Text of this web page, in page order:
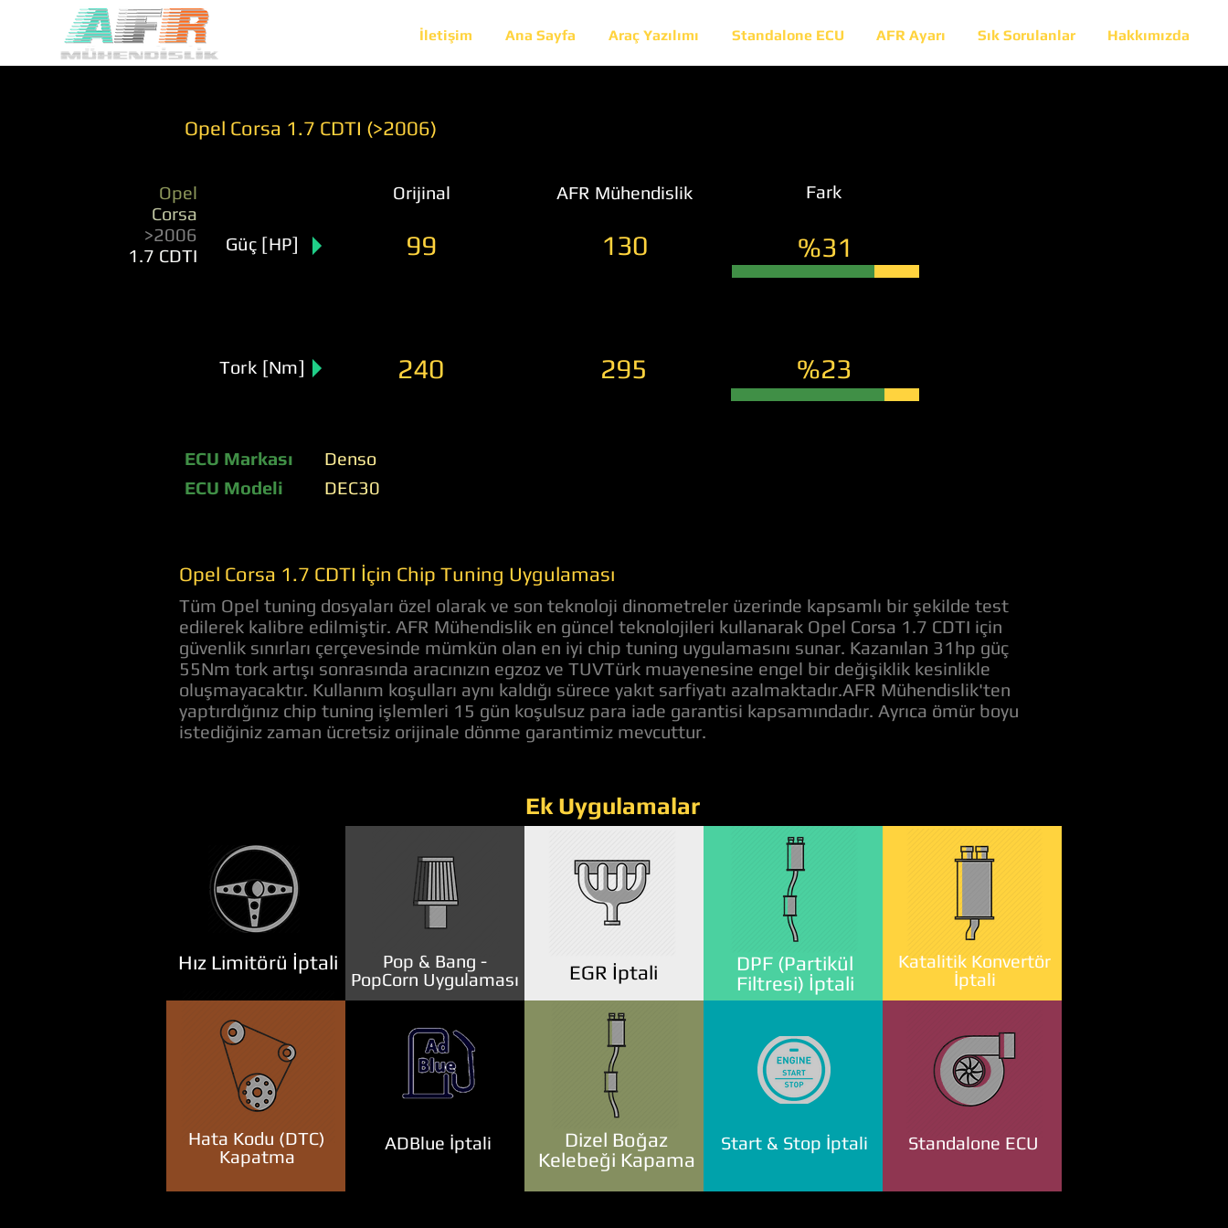
İletişim Ana Sayfa Araç Yazılımı Standalone ECU AFR Ayarı Sık Sorulanlar Hakkımızda
Opel Corsa 1.7 CDTI (>2006)
Opel
Corsa
>2006
1.7 CDTI
Orijinal AFR Mühendislik Fark
Güç [HP] 99 130 %31
Tork [Nm] 240 295 %23
ECU Markası
ECU Modeli
Denso
DEC30
Opel Corsa 1.7 CDTI İçin Chip Tuning Uygulaması
Tüm Opel tuning dosyaları özel olarak ve son teknoloji dinometreler üzerinde kapsamlı bir şekilde test
edilerek kalibre edilmiştir. AFR Mühendislik en güncel teknolojileri kullanarak Opel Corsa 1.7 CDTI için
güvenlik sınırları çerçevesinde mümkün olan en iyi chip tuning uygulamasını sunar. Kazanılan 31hp güç
55Nm tork artışı sonrasında aracınızın egzoz ve TUVTürk muayenesine engel bir değişiklik kesinlikle
oluşmayacaktır. Kullanım koşulları aynı kaldığı sürece yakıt sarfiyatı azalmaktadır.AFR Mühendislik'ten
yaptırdığınız chip tuning işlemleri 15 gün koşulsuz para iade garantisi kapsamındadır. Ayrıca ömür boyu
istediğiniz zaman ücretsiz orijinale dönme garantimiz mevcuttur.
Ek Uygulamalar
Hız Limitörü İptali
Pop & Bang -
PopCorn Uygulaması
DPF (Partikül
Filtresi) İptali
Katalitik Konvertör
İptali
EGR İptali
Hata Kodu (DTC)
Kapatma
ADBlue İptali
Dizel Boğaz
Kelebeği Kapama
Start & Stop İptali Standalone ECU